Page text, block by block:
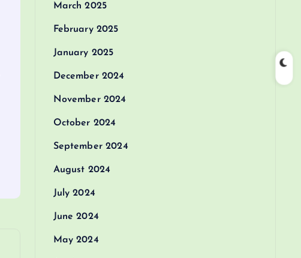
March 2025
February 2025
January 2025
December 2024
November 2024
October 2024
September 2024
August 2024
July 2024
June 2024
May 2024